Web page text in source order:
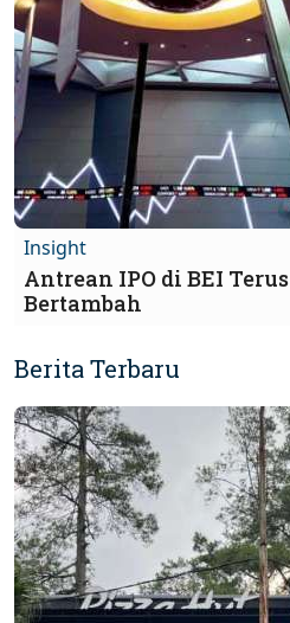
Insight
Antrean IPO di BEI Terus
Bertambah
Berita Terbaru